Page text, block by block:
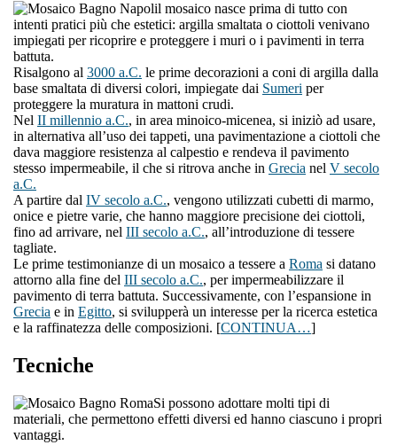
l mosaico nasce prima di tutto con
intenti pratici più che estetici: argilla smaltata o ciottoli venivano
impiegati per ricoprire e proteggere i muri o i pavimenti in terra
battuta.
Risalgono al 3000 a.C. le prime decorazioni a coni di argilla dalla
base smaltata di diversi colori, impiegate dai Sumeri per
proteggere la muratura in mattoni crudi.
Nel II millennio a.C., in area minoico-micenea, si iniziò ad usare,
in alternativa all’uso dei tappeti, una pavimentazione a ciottoli che
dava maggiore resistenza al calpestio e rendeva il pavimento
stesso impermeabile, il che si ritrova anche in Grecia nel V secolo
a.C.
A partire dal IV secolo a.C., vengono utilizzati cubetti di marmo,
onice e pietre varie, che hanno maggiore precisione dei ciottoli,
fino ad arrivare, nel III secolo a.C., all’introduzione di tessere
tagliate.
Le prime testimonianze di un mosaico a tessere a Roma si datano
attorno alla fine del III secolo a.C., per impermeabilizzare il
pavimento di terra battuta. Successivamente, con l’espansione in
Grecia e in Egitto, si svilupperà un interesse per la ricerca estetica
e la raffinatezza delle composizioni. [CONTINUA…]
Tecniche
Si possono adottare molti tipi di
materiali, che permettono effetti diversi ed hanno ciascuno i propri
vantaggi.